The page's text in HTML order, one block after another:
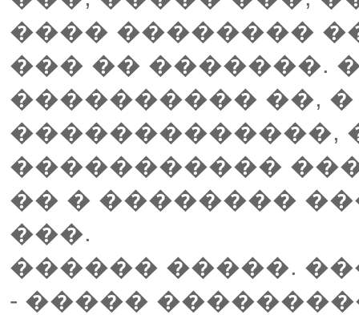
���� ��������
��� �� �������.
���������� ��,
�������������,
�����������
�� � ��������
���.
������ �����.
- �����